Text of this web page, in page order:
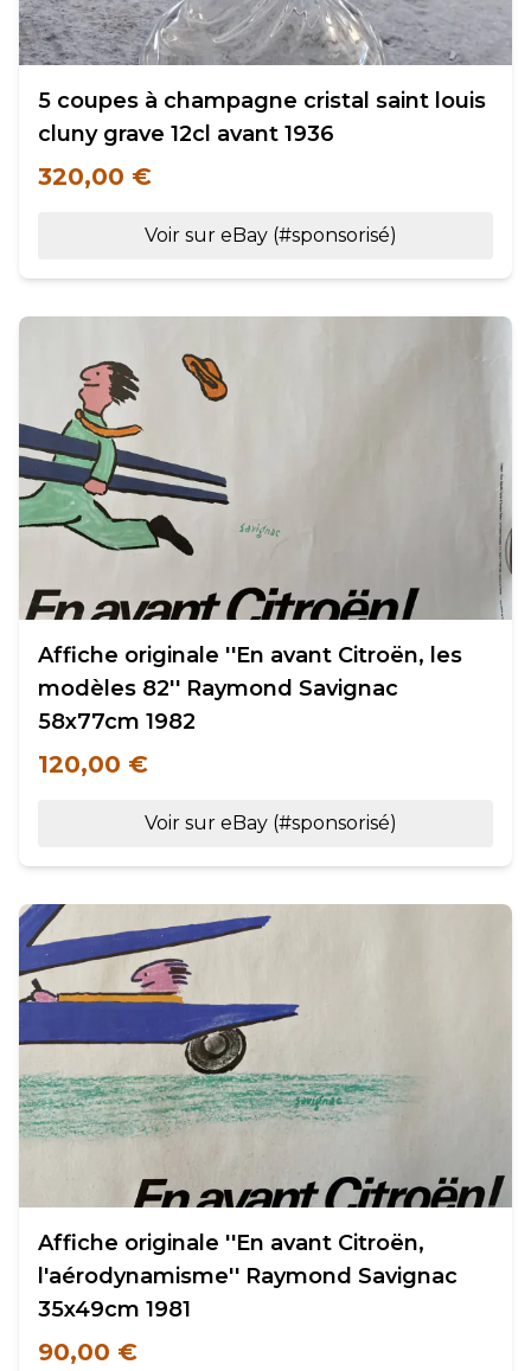
5 coupes à champagne cristal saint louis
cluny grave 12cl avant 1936
320,00 €
Voir sur eBay (#sponsorisé)
Affiche originale ''En avant Citroën, les
modèles 82'' Raymond Savignac
58x77cm 1982
120,00 €
Voir sur eBay (#sponsorisé)
Affiche originale ''En avant Citroën,
l'aérodynamisme'' Raymond Savignac
35x49cm 1981
90,00 €